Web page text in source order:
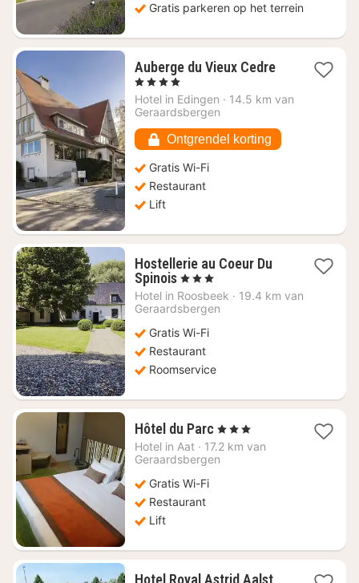
Gratis parkeren op het terrein
Auberge du Vieux Cedre1
vanaf
, 4 Sterren
Hotel in Edingen · 14.5 km van
Geraardsbergen
Ontgrendel korting
Gratis Wi-Fi
Restaurant
Lift
Hostellerie au Coeur Du
Spinois1
nacht
vanaf
101,79
, 3 Sterren
Hotel in Roosbeek · 19.4 km van
Geraardsbergen
Gratis Wi-Fi
Restaurant
Roomservice
Hôtel du Parc1
nacht
vanaf
, 3 Sterren
Hotel in Aat · 17.2 km van
Geraardsbergen
Gratis Wi-Fi
Restaurant
Lift
Hotel Royal Astrid Aalst1